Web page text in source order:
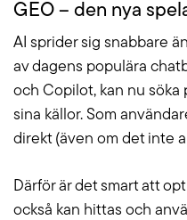
GEO – den nya
AI sprider sig snabbare
av dagens populära
och Copilot, kan nu söka
sina källor. Som
direkt (även om det inte
Därför är det smart att
också kan hittas och